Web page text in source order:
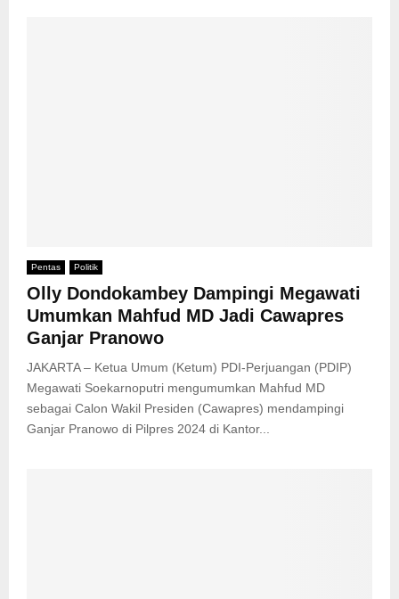
Pentas Politik
Olly Dondokambey Dampingi Megawati
Umumkan Mahfud MD Jadi Cawapres
Ganjar Pranowo
JAKARTA – Ketua Umum (Ketum) PDI-Perjuangan (PDIP)
Megawati Soekarnoputri mengumumkan Mahfud MD
sebagai Calon Wakil Presiden (Cawapres) mendampingi
Ganjar Pranowo di Pilpres 2024 di Kantor...